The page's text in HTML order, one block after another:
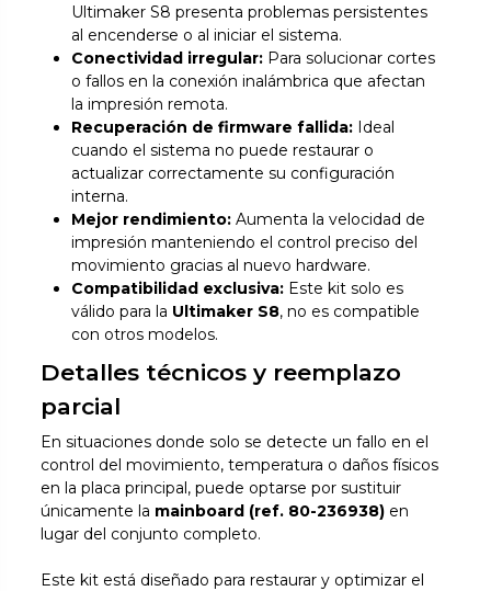
Ultimaker S8 presenta problemas persistentes
al encenderse o al iniciar el sistema.
Conectividad irregular: Para solucionar cortes
o fallos en la conexión inalámbrica que afectan
la impresión remota.
Recuperación de firmware fallida: Ideal
cuando el sistema no puede restaurar o
actualizar correctamente su configuración
interna.
Mejor rendimiento: Aumenta la velocidad de
impresión manteniendo el control preciso del
movimiento gracias al nuevo hardware.
Compatibilidad exclusiva: Este kit solo es
válido para la Ultimaker S8, no es compatible
con otros modelos.
Detalles técnicos y reemplazo
parcial
En situaciones donde solo se detecte un fallo en el
control del movimiento, temperatura o daños físicos
en la placa principal, puede optarse por sustituir
únicamente la mainboard (ref. 80-236938) en
lugar del conjunto completo.
Este kit está diseñado para restaurar y optimizar el